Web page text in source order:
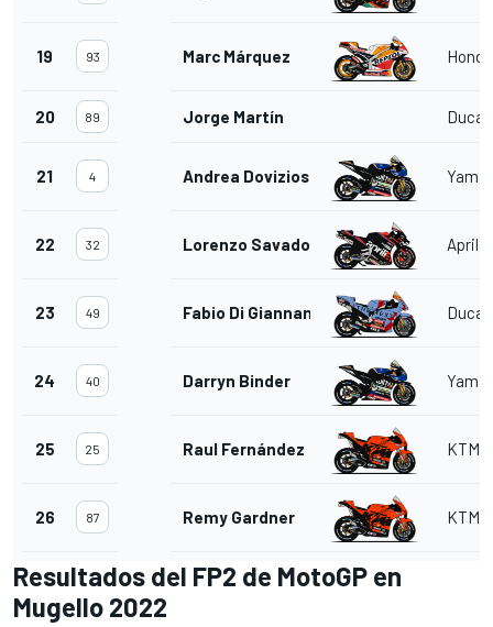
19 93 Marc Márquez Honda
20 89 Jorge Martín
21 4 Andrea Dovizioso
22 32 Lorenzo Savadori Aprilia
23 49 Fabio Di Giannantonio
24 40 Darryn Binder
25 25 Raul Fernández KTM
26 87 Remy Gardner KTM
Resultados del FP2 de MotoGP en
Mugello 2022